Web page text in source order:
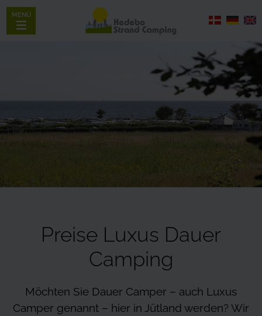
MENÜ
Preise Luxus Dauer
Camping
Möchten Sie Dauer Camper – auch Luxus
Camper genannt – hier in Jütland werden? Wir